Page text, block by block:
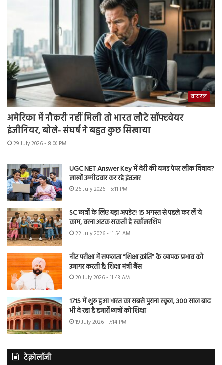
वायरल
अमेरिका में नौकरी नहीं मिली तो भारत लौटे सॉफ्टवेयर
इंजीनियर, बोले- संघर्ष ने बहुत कुछ सिखाया
29 July 2026 - 8:00 PM
UGC NET Answer Key में देरी की वजह पेपर लीक विवाद?
लाखों उम्मीदवार कर रहे इंतजार
26 July 2026 - 6:11 PM
SC छात्रों के लिए बड़ा अपडेट! 15 अगस्त से पहले कर लें ये
काम, वरना अटक सकती है स्कॉलरशिप
22 July 2026 - 11:54 AM
नीट परीक्षा में सफलता “शिक्षा क्रांति” के व्यापक प्रभाव को
उजागर करती है: शिक्षा मंत्री बैंस
20 July 2026 - 11:43 AM
1715 में शुरू हुआ भारत का सबसे पुराना स्कूल, 300 साल बाद
भी दे रहा है हजारों छात्रों को शिक्षा
19 July 2026 - 7:14 PM
टेक्नोलॉजी